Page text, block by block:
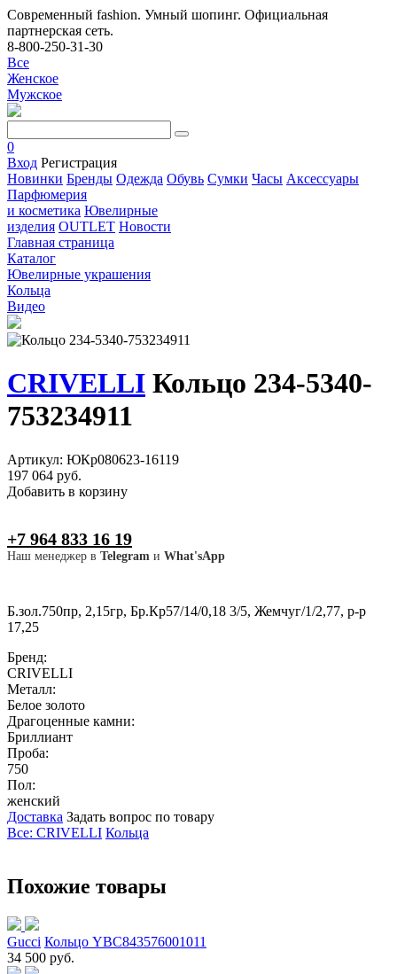
Современный fashion. Умный шопинг. Официальная
партнерская сеть.
8-800-250-31-30
Все
Женское
Мужское
0
Вход Регистрация
Новинки Бренды Одежда Обувь Сумки Часы Аксессуары
Парфюмерия
и косметика Ювелирные
изделия OUTLET Новости
Главная страница
Каталог
Ювелирные украшения
Кольца
Видео
CRIVELLI Кольцо 234-5340-
753234911
Артикул: ЮКр080623-16119
197 064 руб.
Добавить в корзину
+7 964 833 16 19
Наш менеджер в Telegram и What'sApp
Б.зол.750пр, 2,15гр, Бр.Кр57/14/0,18 3/5, Жемчуг/1/2,77, р-р
17,25
Бренд:
CRIVELLI
Металл:
Белое золото
Драгоценные камни:
Бриллиант
Проба:
750
Пол:
женский
Доставка Задать вопрос по товару
Все: CRIVELLI Кольца
Похожие товары
Gucci Кольцо YBC843576001011
34 500 руб.